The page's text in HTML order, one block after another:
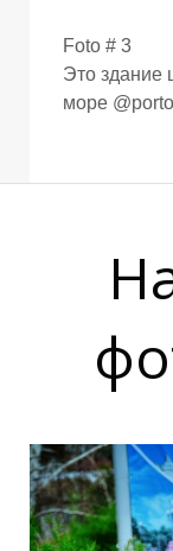
Foto # 3
Это здание
море